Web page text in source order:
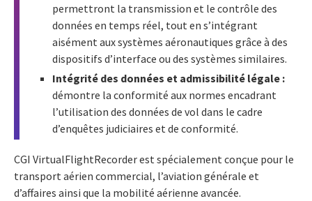
permettront la transmission et le contrôle des
données en temps réel, tout en s’intégrant
aisément aux systèmes aéronautiques grâce à des
dispositifs d’interface ou des systèmes similaires.
Intégrité des données et admissibilité légale :
démontre la conformité aux normes encadrant
l’utilisation des données de vol dans le cadre
d’enquêtes judiciaires et de conformité.
CGI VirtualFlightRecorder est spécialement conçue pour le
transport aérien commercial, l’aviation générale et
d’affaires ainsi que la mobilité aérienne avancée.